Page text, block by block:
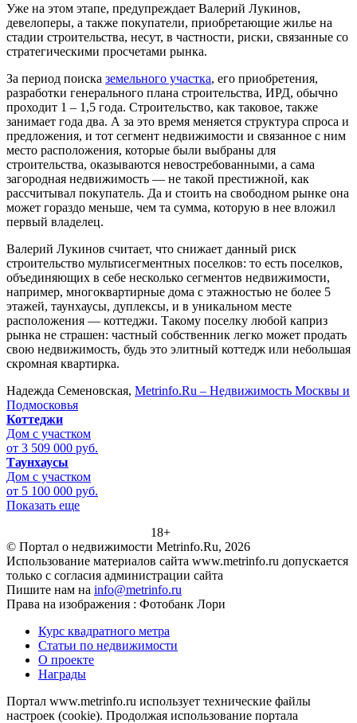
Уже на этом этапе, предупреждает Валерий Лукинов,
девелоперы, а также покупатели, приобретающие жилье на
стадии строительства, несут, в частности, риски, связанные со
стратегическими просчетами рынка.
За период поиска земельного участка, его приобретения,
разработки генерального плана строительства, ИРД, обычно
проходит 1 – 1,5 года. Строительство, как таковое, также
занимает года два. А за это время меняется структура спроса и
предложения, и тот сегмент недвижимости и связанное с ним
место расположения, которые были выбраны для
строительства, оказываются невостребованными, а сама
загородная недвижимость — не такой престижной, как
рассчитывал покупатель. Да и стоить на свободном рынке она
может гораздо меньше, чем та сумма, которую в нее вложил
первый владелец.
Валерий Лукинов считает, что снижает данный риск
строительство мультисегментных поселков: то есть поселков,
объединяющих в себе несколько сегментов недвижимости,
например, многоквартирные дома с этажностью не более 5
этажей, таунхаусы, дуплексы, и в уникальном месте
расположения — коттеджи. Такому поселку любой каприз
рынка не страшен: частный собственник легко может продать
свою недвижимость, будь это элитный коттедж или небольшая
скромная квартирка.
Надежда Семеновская, Metrinfo.Ru – Недвижимость Москвы и
Подмосковья
Коттеджи
Дом с участком
от 3 509 000 руб.
Таунхаусы
Дом с участком
от 5 100 000 руб.
Показать еще
18+
© Портал о недвижимости Metrinfo.Ru, 2026
Использование материалов сайта www.metrinfo.ru допускается
только с согласия администрации сайта
Пишите нам на info@metrinfo.ru
Права на изображения : Фотобанк Лори
Курс квадратного метра
Статьи по недвижимости
О проекте
Награды
Портал www.metrinfo.ru использует технические файлы
настроек (cookie). Продолжая использование портала